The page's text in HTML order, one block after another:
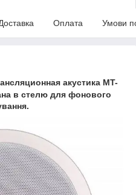
Оплата Умови
акустика MT-
в стелю для фонового